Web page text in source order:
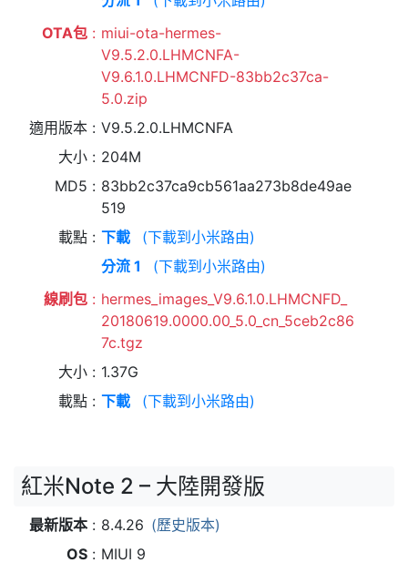
OTA包
miui-ota-hermes-
V9.5.2.0.LHMCNFA-
V9.6.1.0.LHMCNFD-83bb2c37ca-
5.0.zip
適用版本
V9.5.2.0.LHMCNFA
大小
204M
MD5
83bb2c37ca9cb561aa273b8de49ae
519
載點
下載
(下載到小米路由)
分流 1
(下載到小米路由)
線刷包
hermes_images_V9.6.1.0.LHMCNFD_
20180619.0000.00_5.0_cn_5ceb2c86
7c.tgz
大小
1.37G
載點
下載 (下載到小米路由)
紅米Note 2 – 大陸開發版
最新版本 8.4.26 (歷史版本)
OS
MIUI 9